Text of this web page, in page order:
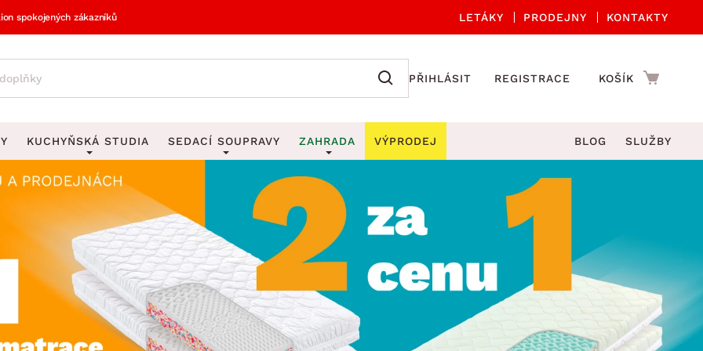
spokojených zákazníků LETÁKY PRODEJNY KONTAKTY
PŘIHLÁSIT REGISTRACE KOŠÍK
DEKORACE
Obrazy
Zrcadla
Hodiny
Vázy
Zobrazit vše
UKLÁDÁNÍ A ORGANIZACE
Věšáky na klíče
Stojany na deštníky
Stojany na noviny
Stojany na oblečení
Zobrazit vše
DROBNÉ BYTOVÉ DOPLŇKY
Kuchyňské příslušenství
Zahradní doplňky
KUCHYŇSKÁ STUDIA SEDACÍ SOUPRAVY
Sedací soupravy do U
Rohové sedací soupravy
Sedací soupravy 3-2-1
Sedací soupravy na míru
ZAHRADA
Zahradní židle a křesla
Zahradní stoly
Zahradní houpačky
Zahradní lehátka
VÝPRODEJ BLOG SLUŽBY